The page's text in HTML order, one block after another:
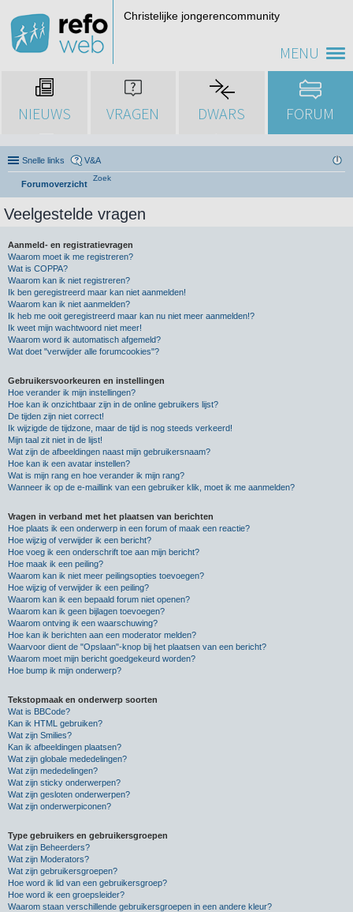
MENU
Christelijke jongerencommunity
NIEUWS VRAGEN DWARS FORUM
Snelle links V&A
Forumoverzicht
Zoek
Veelgestelde vragen
Aanmeld- en registratievragen
Waarom moet ik me registreren?
Wat is COPPA?
Waarom kan ik niet registreren?
Ik ben geregistreerd maar kan niet aanmelden!
Waarom kan ik niet aanmelden?
Ik heb me ooit geregistreerd maar kan nu niet meer aanmelden!?
Ik weet mijn wachtwoord niet meer!
Waarom word ik automatisch afgemeld?
Wat doet "verwijder alle forumcookies"?
Gebruikersvoorkeuren en instellingen
Hoe verander ik mijn instellingen?
Hoe kan ik onzichtbaar zijn in de online gebruikers lijst?
De tijden zijn niet correct!
Ik wijzigde de tijdzone, maar de tijd is nog steeds verkeerd!
Mijn taal zit niet in de lijst!
Wat zijn de afbeeldingen naast mijn gebruikersnaam?
Hoe kan ik een avatar instellen?
Wat is mijn rang en hoe verander ik mijn rang?
Wanneer ik op de e-maillink van een gebruiker klik, moet ik me aanmelden?
Vragen in verband met het plaatsen van berichten
Hoe plaats ik een onderwerp in een forum of maak een reactie?
Hoe wijzig of verwijder ik een bericht?
Hoe voeg ik een onderschrift toe aan mijn bericht?
Hoe maak ik een peiling?
Waarom kan ik niet meer peilingsopties toevoegen?
Hoe wijzig of verwijder ik een peiling?
Waarom kan ik een bepaald forum niet openen?
Waarom kan ik geen bijlagen toevoegen?
Waarom ontving ik een waarschuwing?
Hoe kan ik berichten aan een moderator melden?
Waarvoor dient de "Opslaan"-knop bij het plaatsen van een bericht?
Waarom moet mijn bericht goedgekeurd worden?
Hoe bump ik mijn onderwerp?
Tekstopmaak en onderwerp soorten
Wat is BBCode?
Kan ik HTML gebruiken?
Wat zijn Smilies?
Kan ik afbeeldingen plaatsen?
Wat zijn globale mededelingen?
Wat zijn mededelingen?
Wat zijn sticky onderwerpen?
Wat zijn gesloten onderwerpen?
Wat zijn onderwerpiconen?
Type gebruikers en gebruikersgroepen
Wat zijn Beheerders?
Wat zijn Moderators?
Wat zijn gebruikersgroepen?
Hoe word ik lid van een gebruikersgroep?
Hoe word ik een groepsleider?
Waarom staan verschillende gebruikersgroepen in een andere kleur?